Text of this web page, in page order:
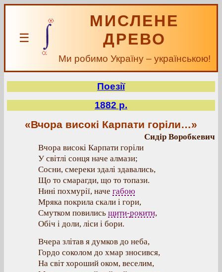
☰
МИСЛЕНЕ
ДРЕВО
Ми робимо Україну – українською!
Поезії
1882 р.
«Вчора високі Карпати горіли…»
Сидір Воробкевич
Вчора високі Карпати горіли
У світлі сонця наче алмази;
Сосни, смереки здалі здавались,
Що то смарагди, що то топази.
Нині похмурії, наче габою
Мряка покрила скали і гори,
Смутком повились щити-рокити,
Обіч і доли, ліси і бори.
Вчера злітав я думков до неба,
Гордо соколом до хмар зносився,
На світ хороший оком, веселим,